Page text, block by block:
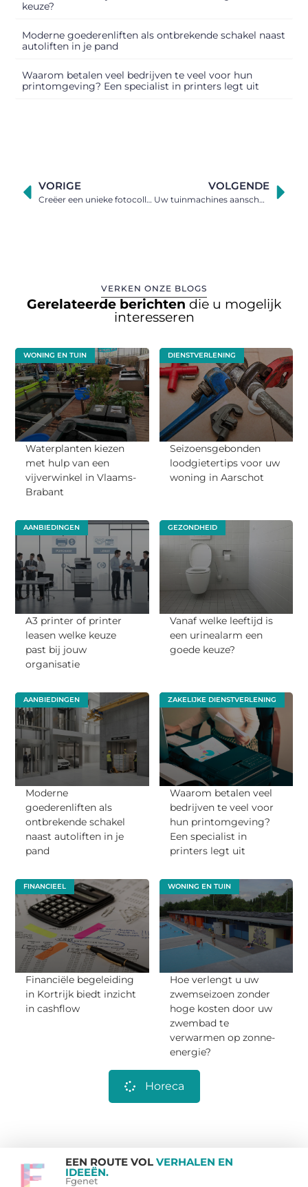
keuze?
Moderne goederenliften als ontbrekende schakel naast
autoliften in je pand
Waarom betalen veel bedrijven te veel voor hun
printomgeving? Een specialist in printers legt uit
VORIGE
Creëer een unieke fotocollage die past bij jouw stijl
VOLGENDE
Uw tuinmachines aanschaffen bij dit bedrijf in Oost-Vlaanderen
VERKEN ONZE BLOGS
Gerelateerde berichten die u mogelijk
interesseren
WONING EN TUIN
Waterplanten kiezen
met hulp van een
vijverwinkel in Vlaams-
Brabant
DIENSTVERLENING
Seizoensgebonden
loodgietertips voor uw
woning in Aarschot
AANBIEDINGEN
A3 printer of printer
leasen welke keuze
past bij jouw
organisatie
GEZONDHEID
Vanaf welke leeftijd is
een urinealarm een
goede keuze?
AANBIEDINGEN
Moderne
goederenliften als
ontbrekende schakel
naast autoliften in je
pand
ZAKELIJKE DIENSTVERLENING
Waarom betalen veel
bedrijven te veel voor
hun printomgeving?
Een specialist in
printers legt uit
FINANCIEEL
Financiële begeleiding
in Kortrijk biedt inzicht
in cashflow
WONING EN TUIN
Hoe verlengt u uw
zwemseizoen zonder
hoge kosten door uw
zwembad te
verwarmen op zonne-
energie?
Horeca
EEN ROUTE VOL VERHALEN EN
IDEEËN.
Fgenet